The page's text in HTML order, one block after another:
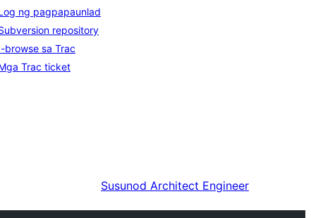
ng pagpapaunlad
repository
browse sa Trac
Trac ticket
Susunod Architect Engineer